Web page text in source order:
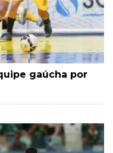
gaúcha por